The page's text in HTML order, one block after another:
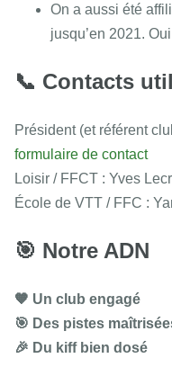
On a aussi été
jusqu’en 2021.
📞 Contacts
Président (et référent
formulaire de contact
Loisir / FFCT : Yves
École de VTT / FFC :
🎯 Notre ADN
🧡 Un club engagé
🎯 Des pistes
🎉 Du kiff bien dosé